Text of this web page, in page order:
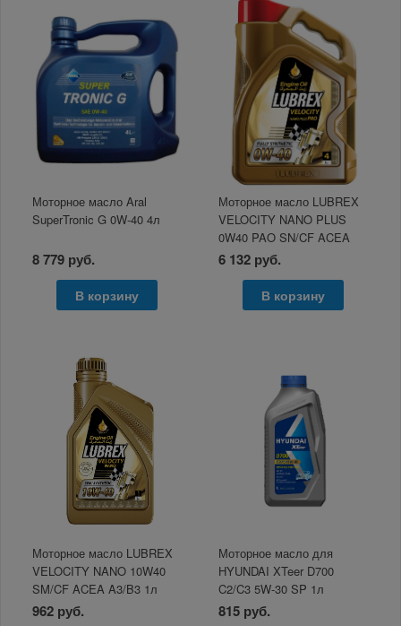
Моторное масло Aral
SuperTronic G 0W-40 4л
8 779 руб.
В корзину
Моторное масло LUBREX
VELOCITY NANO PLUS
0W40 PAO SN/CF ACEA
A3/B4 4л
6 132 руб.
В корзину
Моторное масло LUBREX
VELOCITY NANO 10W40
SM/CF ACEA A3/B3 1л
962 руб.
Моторное масло для
HYUNDAI XTeer D700
C2/C3 5W-30 SP 1л
815 руб.